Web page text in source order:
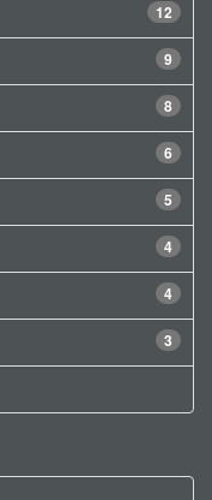
12
9
8
6
5
4
4
3